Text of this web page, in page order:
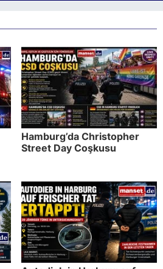
Hamburg’da Christopher
Street Day Coşkusu